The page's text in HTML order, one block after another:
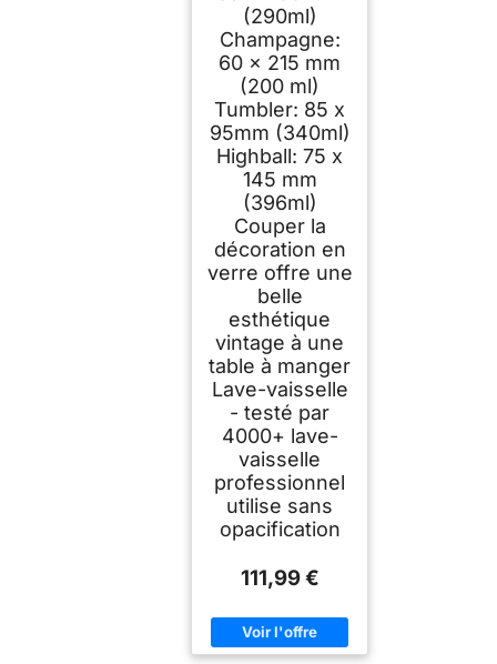
(290ml)
Champagne:
60 x 215 mm
(200 ml)
Tumbler: 85 x
95mm (340ml)
Highball: 75 x
145 mm
(396ml)
Couper la
décoration en
verre offre une
belle
esthétique
vintage à une
table à manger
Lave-vaisselle
- testé par
4000+ lave-
vaisselle
professionnel
utilise sans
opacification
111,99 €